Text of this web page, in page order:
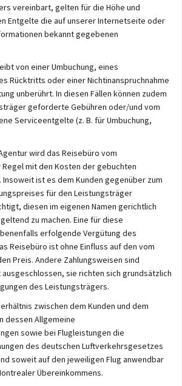
vereinbart, gelten für die Höhe und
Entgelte die auf unserer Internetseite oder
bekannt gegebenen
von einer Umbuchung, eines
Rücktritts oder einer Nichtinanspruchnahme
unberührt. In diesen Fällen können zudem
geforderte Gebühren oder/und vom
Serviceentgelte (z. B. für Umbuchung,
wird das Reisebüro vom
mit den Kosten der gebuchten
ist es dem Kunden gegenüber zum
für den Leistungsträger
diesen im eigenen Namen gerichtlich
zu machen. Eine für diese
erfolgende Vergütung des
Reisebüro ist ohne Einfluss auf den vom
Preis. Andere Zahlungsweisen sind
sie richten sich grundsätzlich
des Leistungsträgers.
zwischen dem Kunden und dem
dessen Allgemeine
sowie bei Flugleistungen die
des deutschen Luftverkehrsgesetzes
soweit auf den jeweiligen Flug anwendbar
Übereinkommens.